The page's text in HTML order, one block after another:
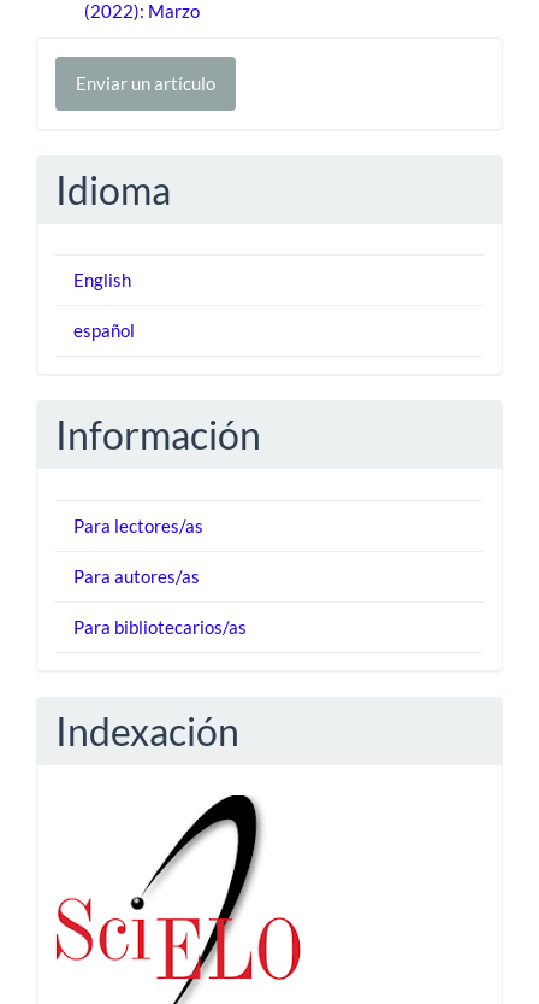
(2022): Marzo
Enviar
unEnviar un artículo
Idioma
English
español
Información
Para lectores/as
Para autores/as
Para bibliotecarios/as
Indexación